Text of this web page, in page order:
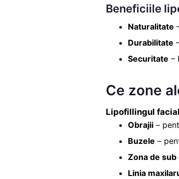
Beneficiile
Naturalitate
Durabilitate
Securitate –
Ce zone
Lipofillingul facial
Obrajii –
Buzele –
Zona de sub
Linia